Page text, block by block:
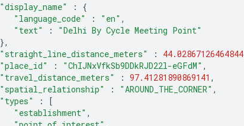
"display_name"
:
{
"language_code"
: "en" ,
"text"
:
"Delhi By Cycle Meeting Point"
},
"straight_line_distance_meters"
: 44.02867126464844
"place_id"
: "ChIJNxVfkSb9DDkRJD22l-eGFdM" ,
"travel_distance_meters"
: 97.41281890869141 ,
"spatial_relationship"
: "AROUND_THE_CORNER" ,
"types"
:
[
"establishment" ,